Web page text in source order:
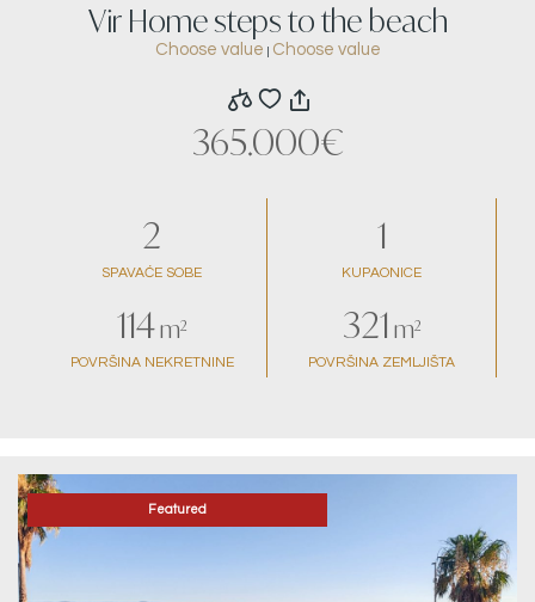
Vir Home steps to the beach
Choose value Choose value
365.000€
2
SPAVAĆE SOBE
1
KUPAONICE
114m²
POVRŠINA NEKRETNINE
321 m²
POVRŠINA ZEMLJIŠTA
Featured